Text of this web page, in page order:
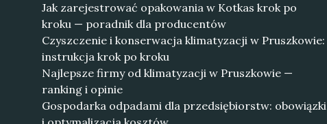
Jak zarejestrować opakowania w Kotkas krok po
kroku — poradnik dla producentów
Czyszczenie i konserwacja klimatyzacji w Pruszkowie:
instrukcja krok po kroku
Najlepsze firmy od klimatyzacji w Pruszkowie —
ranking i opinie
Gospodarka odpadami dla przedsiębiorstw: obowiązki